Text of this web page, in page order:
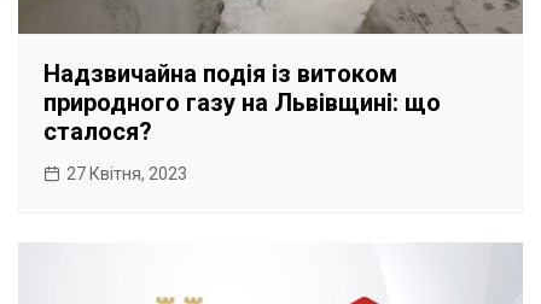
Надзвичайна подія із витоком
природного газу на Львівщині: що
сталося?
27 Квітня, 2023